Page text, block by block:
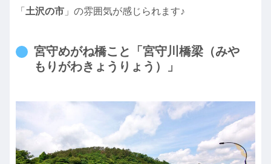
「 土沢の市 」の雰囲気が感じられます♪
宮守めがね橋こと「宮守川橋梁（みや
もりがわきょうりょう）」